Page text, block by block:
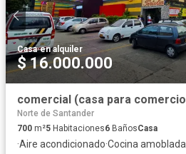
Casa·en alquiler
$ 16.000.000
Norte de Santander
700 m²5 Habitaciones6 BañosCasa
·Aire acondicionado·Cocina amoblada